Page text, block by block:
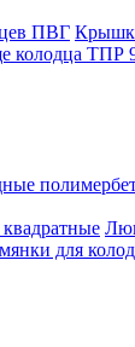
ПВГ
колодца ТПР
для